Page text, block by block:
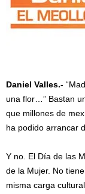
Daniel Valles.-
una flor…” Bastan
que millones de
ha podido arrancar
Y no. El Día de las
de la Mujer. No
misma carga